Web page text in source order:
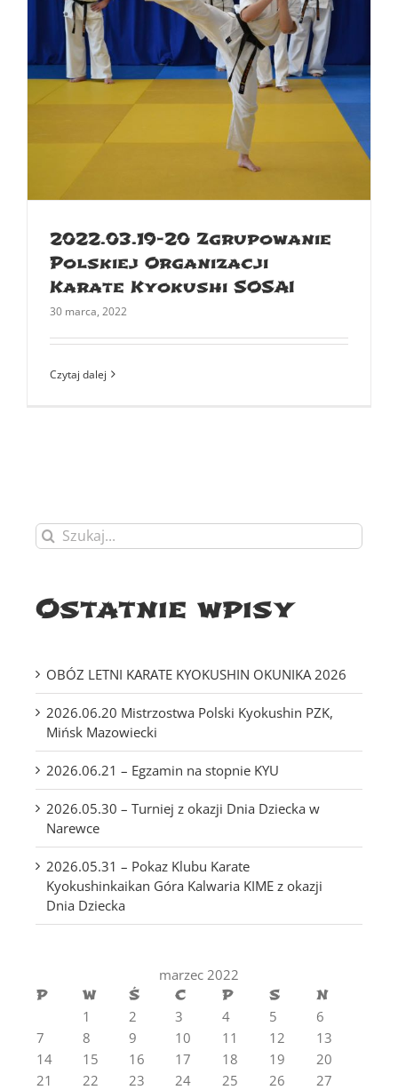
2022.03.19-20 Zgrupowanie
Polskiej Organizacji
Karate Kyokushi SOSAI
30 marca, 2022
Czytaj dalej
Szukaj
Ostatnie wpisy
OBÓZ LETNI KARATE KYOKUSHIN OKUNIKA 2026
2026.06.20 Mistrzostwa Polski Kyokushin PZK,
Mińsk Mazowiecki
2026.06.21 – Egzamin na stopnie KYU
2026.05.30 – Turniej z okazji Dnia Dziecka w
Narewce
2026.05.31 – Pokaz Klubu Karate
Kyokushinkaikan Góra Kalwaria KIME z okazji
Dnia Dziecka
marzec 2022
P
W Ś C P S
N
1
2 3 4 5
6
7
8 9 10 11 12
13
14
15 16 17 18 19
20
21
22 23 24 25 26
27